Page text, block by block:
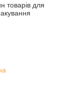
товарів для